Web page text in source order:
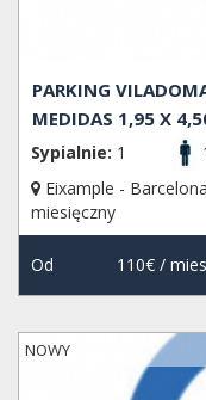
PARKING
MEDIDAS 1,95 X
Sypialnie: 1
Eixample - Barcelona
miesięczny
Od 110€/
NOWY